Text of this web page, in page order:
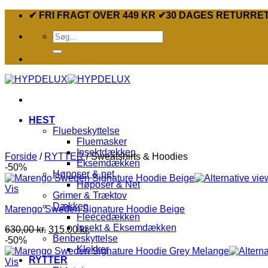
Fortsæt
indhold
✔ FRI FRAGT OVER 449 KR ✔30 DAGES
Søg
efter:
HEST
Fluebeskyttelse
Fluemasker
Insektdækken
Eksemdækken
Høposer & net
Høposer & Net
Grimer & Træktov
Dækken
Fleecedækken
Insekt & Eksemdækken
Benbeskyttelse
Klokker
RYTTER
Forside / RYTTER /Sweatshirts & Hoodies
-50%
Vis
Marengo Sweden Signature Hoodie Beige
630,00kr. Den
oprindelige
pris
var:
315,00kr.Den
aktuelle
pris
-50%
Vis